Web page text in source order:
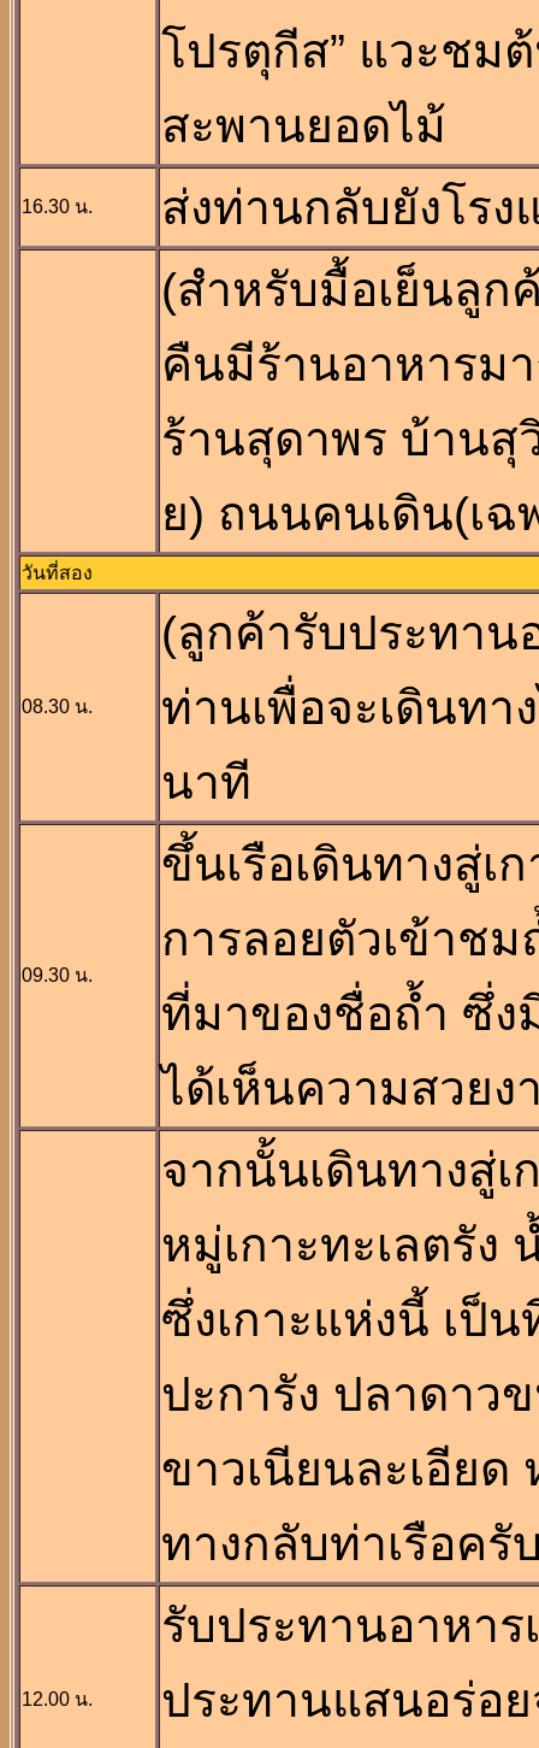
โปรตุกีส” แวะชม
สะพานยอดไม้
16.30 น.
ส่งท่านกลับยังโร
(สำหรับมื้อเย็นลูก
คืนมีร้านอาหารม
ร้านสุดาพร บ้านสุ
ย) ถนนคนเดิน(เฉ
วันที่สอง
08.30 น.
(ลูกค้ารับประทาน
ท่านเพื่อจะเดินทา
นาที
09.30 น.
ขึ้นเรือเดินทางสู่
การลอยตัวเข้าช
ที่มาของชื่อถ้ำ ซึ่ง
ได้เห็นความสวย
จากนั้นเดินทางสู่เ
หมู่เกาะทะเลตรัง
ซึ่งเกาะแห่งนี้ เป็
ปะการัง ปลาดา
ขาวเนียนละเอียด
ทางกลับท่าเรือครั
12.00 น.
รับประทานอาหาร
ประทานแสนอร่อ